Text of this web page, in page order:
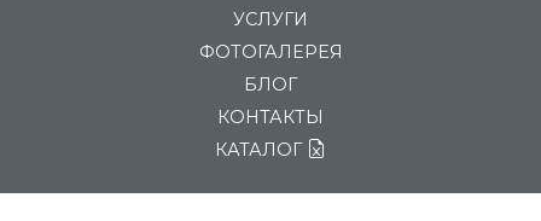
УСЛУГИ
ФОТОГАЛЕРЕЯ
БЛОГ
КОНТАКТЫ
КАТАЛОГ